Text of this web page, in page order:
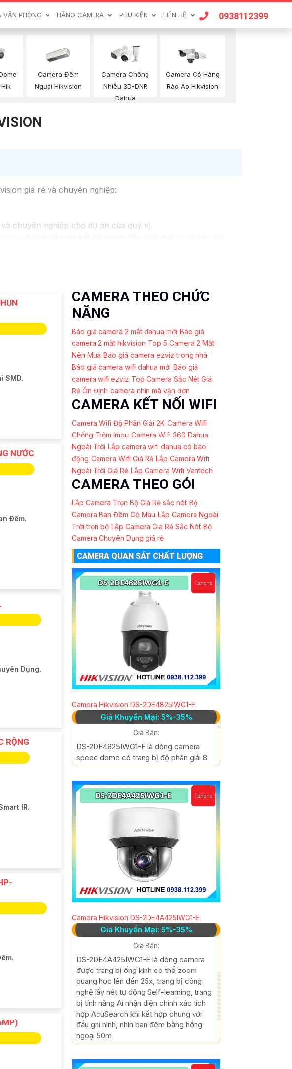
VĂN PHÒNG HÃNG CAMERA PHU KIỆN LIÊN HỆ 0938112399
Camera Đếm
Người Hikvision
Camera Chống
Nhiễu 3D-DNR
Dahua
Camera Có Hàng
Rào Ảo Hikvision
giá rẻ và chuyên nghiệp:
chuyên nghiệp cho dự án của quý vị.
về giải pháp an ninh video. Với các tính năng và công nghệ
đem đến sự tin cậy và an toàn cho dự án của quý vị.
SMD.
NƯỚC
Ðêm.
Dụng.
RỘNG
IR.
️
CAMERA THEO CHỨC
NĂNG
Báo giá camera 2 mắt dahua mới Báo giá
camera 2 mắt hikvision Top 5 Camera 2 Mắt
Nên Mua Báo giá camera ezviz trong nhà
Báo giá camera wifi dahua mới Báo giá
camera wifi ezviz Top Camera Sắc Nét Giá
Rẻ Ổn Định camera nhìn mã vận đơn
CAMERA KẾT NỐI WIFI
Camera Wifi Độ Phân Giải 2K Camera Wifi
Chống Trộm Imou Camera Wifi 360 Dahua
Ngoài Trời Lắp camera wifi dahua có báo
động Camera Wifi Giá Rẻ Lắp Camera Wifi
Ngoài Trời Giá Rẻ Lắp Camera Wifi Vantech
CAMERA THEO GÓI
Lắp Camera Trọn Bộ Giá Rẻ sắc nét Bộ
Camera Ban Đêm Có Màu Lắp Camera Ngoài
Trời trọn bộ Lắp Camera Giá Rẻ Sắc Nét Bộ
Camera Chuyên Dụng giá rẻ
CAMERA QUAN SÁT CHẤT LƯỢNG
Camera Hikvision DS-2DE4825IWG1-E
Giá Khuyến Mại: 5%-35%
Giá Bán:
DS-2DE4825IWG1-E là dòng camera
speed dome có trang bị độ phân giải 8
Camera Hikvision DS-2DE4A425IWG1-E
Giá Khuyến Mại: 5%-35%
Giá Bán:
DS-2DE4A425IWG1-E là dòng camera
được trang bị ống kính có thể zoom
quang học lên đến 25x, trang bị công
nghệ lấy nét tự động Self-learning, trang
bị tính năng Ai nhận diện chính xác tích
hợp AcuSearch khi kết hợp chung với
đầu ghi hình, nhìn ban đêm bằng hồng
ngoại 50m